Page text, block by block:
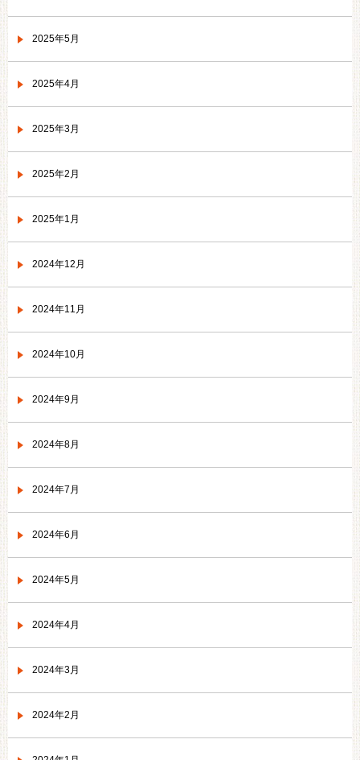
2025年5月
2025年4月
2025年3月
2025年2月
2025年1月
2024年12月
2024年11月
2024年10月
2024年9月
2024年8月
2024年7月
2024年6月
2024年5月
2024年4月
2024年3月
2024年2月